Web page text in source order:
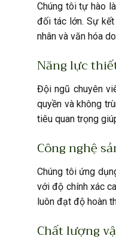
Chúng tôi tự hào
đối tác lớn. Sự
nhân và văn hóa
Năng lực
Đội ngũ chuyên
quyền và không
tiêu quan trọng
Công nghệ
Chúng tôi ứng
với độ chính xác
luôn đạt độ hoàn
Chất lượng